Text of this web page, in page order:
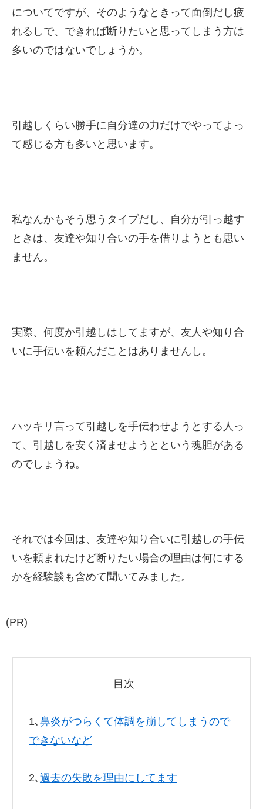
についてですが、そのようなときって面倒だし疲
れるしで、できれば断りたいと思ってしまう方は
多いのではないでしょうか。
引越しくらい勝手に自分達の力だけでやってよっ
て感じる方も多いと思います。
私なんかもそう思うタイプだし、自分が引っ越す
ときは、友達や知り合いの手を借りようとも思い
ません。
実際、何度か引越しはしてますが、友人や知り合
いに手伝いを頼んだことはありませんし。
ハッキリ言って引越しを手伝わせようとする人っ
て、引越しを安く済ませようとという魂胆がある
のでしょうね。
それでは今回は、友達や知り合いに引越しの手伝
いを頼まれたけど断りたい場合の理由は何にする
かを経験談も含めて聞いてみました。
(PR)
目次
1､ 鼻炎がつらくて体調を崩してしまうので
できないなど
2､ 過去の失敗を理由にしてます